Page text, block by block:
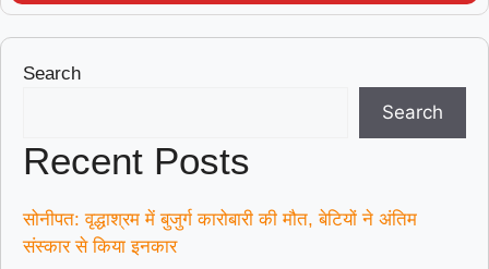
Search
Search
Recent Posts
सोनीपत: वृद्धाश्रम में बुजुर्ग कारोबारी की मौत, बेटियों ने अंतिम
संस्कार से किया इनकार